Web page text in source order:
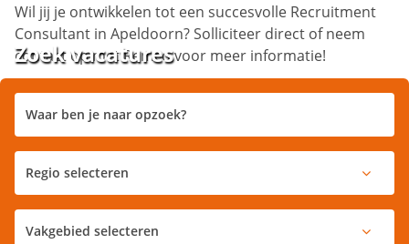
Wil jij je ontwikkelen tot een succesvolle Recruitment
Consultant in Apeldoorn? Solliciteer direct of neem
contact op met Remco voor meer informatie!
Zoek vacatures